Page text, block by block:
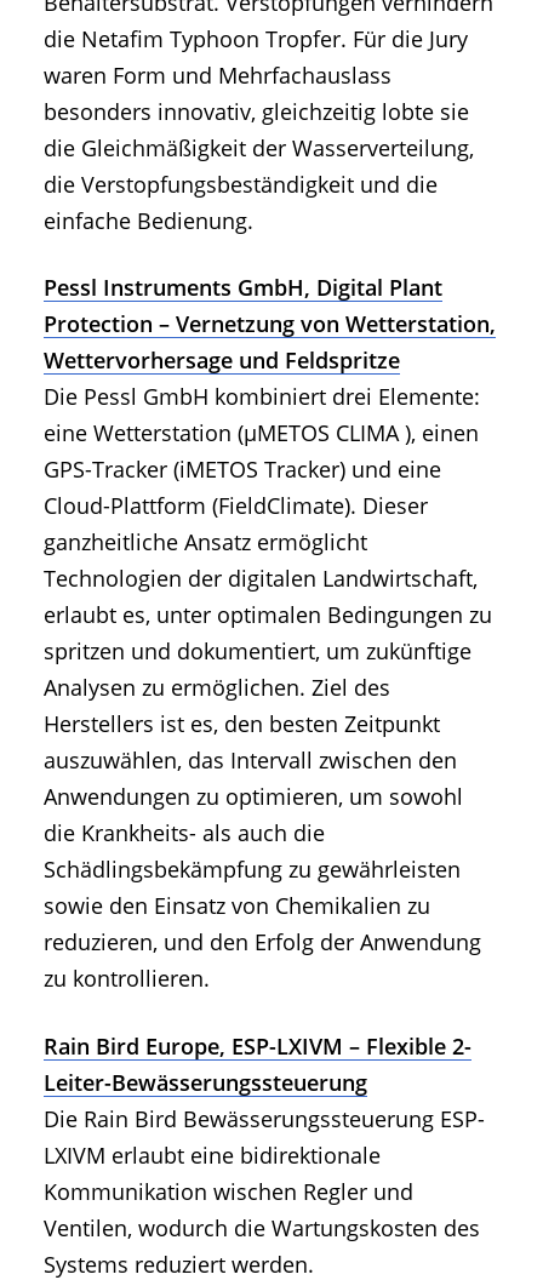
die Netafim Typhoon Tropfer. Für die Jury
waren Form und Mehrfachauslass
besonders innovativ, gleichzeitig lobte sie
die Gleichmäßigkeit der Wasserverteilung,
die Verstopfungsbeständigkeit und die
einfache Bedienung.
Pessl Instruments GmbH, Digital Plant
Protection – Vernetzung von Wetterstation,
Wettervorhersage und Feldspritze
Die Pessl GmbH kombiniert drei Elemente:
eine Wetterstation (µMETOS CLIMA ), einen
GPS-Tracker (iMETOS Tracker) und eine
Cloud-Plattform (FieldClimate). Dieser
ganzheitliche Ansatz ermöglicht
Technologien der digitalen Landwirtschaft,
erlaubt es, unter optimalen Bedingungen zu
spritzen und dokumentiert, um zukünftige
Analysen zu ermöglichen. Ziel des
Herstellers ist es, den besten Zeitpunkt
auszuwählen, das Intervall zwischen den
Anwendungen zu optimieren, um sowohl
die Krankheits- als auch die
Schädlingsbekämpfung zu gewährleisten
sowie den Einsatz von Chemikalien zu
reduzieren, und den Erfolg der Anwendung
zu kontrollieren.
Rain Bird Europe, ESP-LXIVM – Flexible 2-
Leiter-Bewässerungssteuerung
Die Rain Bird Bewässerungssteuerung ESP-
LXIVM erlaubt eine bidirektionale
Kommunikation wischen Regler und
Ventilen, wodurch die Wartungskosten des
Systems reduziert werden.